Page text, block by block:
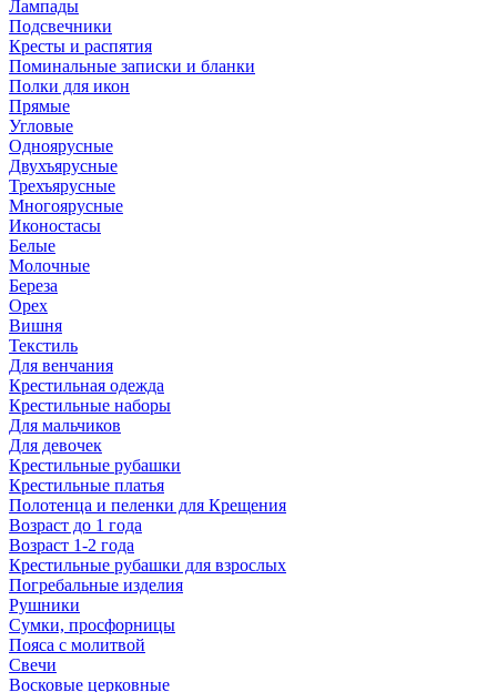
Лампады
Подсвечники
Кресты и распятия
Поминальные записки и бланки
Полки для икон
Прямые
Угловые
Одноярусные
Двухъярусные
Трехъярусные
Многоярусные
Иконостасы
Белые
Молочные
Береза
Орех
Вишня
Текстиль
Для венчания
Крестильная одежда
Крестильные наборы
Для мальчиков
Для девочек
Крестильные рубашки
Крестильные платья
Полотенца и пеленки для Крещения
Возраст до 1 года
Возраст 1-2 года
Крестильные рубашки для взрослых
Погребальные изделия
Рушники
Сумки, просфорницы
Пояса с молитвой
Свечи
Восковые церковные